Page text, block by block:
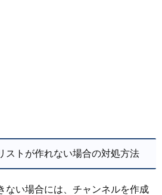
ストが作れない場合の対処方法
ない場合には、チャンネルを作成